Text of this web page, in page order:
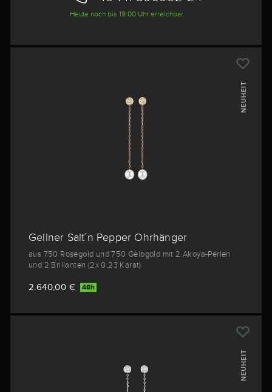
Heute noch bis 19:00 Uhr erreichbar.
NEUHEIT
Gellner Salt´n Pepper Ohrhänger
aus 750 Roségold und 750 Gelbgold mit 2 Akoya-Perlen
und 2 Brillanten (2x 0,23 Karat)
2.640,00 € 48h
NEUHEIT